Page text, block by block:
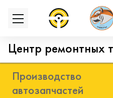
Центр ремонтных
Производство
автозапчастей